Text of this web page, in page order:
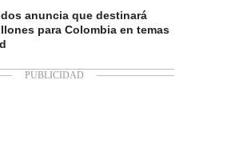
anuncia que destinará
para Colombia en temas